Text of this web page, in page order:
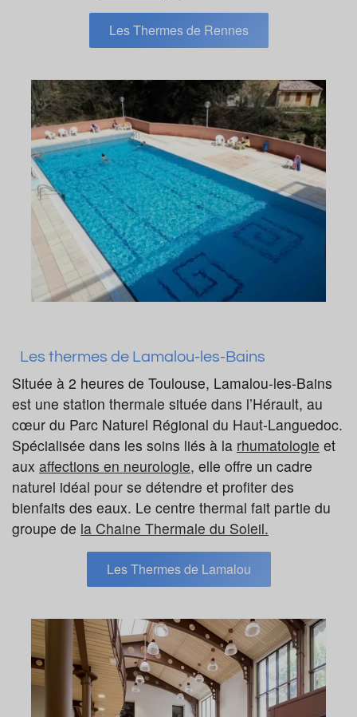
Les Thermes de Rennes
Les thermes de Lamalou-les-Bains
Située à 2 heures de Toulouse, Lamalou-les-Bains
est une station thermale située dans l’Hérault, au
cœur du Parc Naturel Régional du Haut-Languedoc.
Spécialisée dans les soins liés à la rhumatologie et
aux affections en neurologie, elle offre un cadre
naturel idéal pour se détendre et profiter des
bienfaits des eaux. Le centre thermal fait partie du
groupe de la Chaine Thermale du Soleil.
Les Thermes de Lamalou